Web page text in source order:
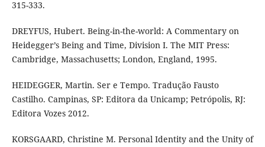
315-333.
DREYFUS, Hubert. Being-in-the-world: A Commentary on
Heidegger’s Being and Time, Division I. The MIT Press:
Cambridge, Massachusetts; London, England, 1995.
HEIDEGGER, Martin. Ser e Tempo. Tradução Fausto
Castilho. Campinas, SP: Editora da Unicamp; Petrópolis, RJ:
Editora Vozes 2012.
KORSGAARD, Christine M. Personal Identity and the Unity of